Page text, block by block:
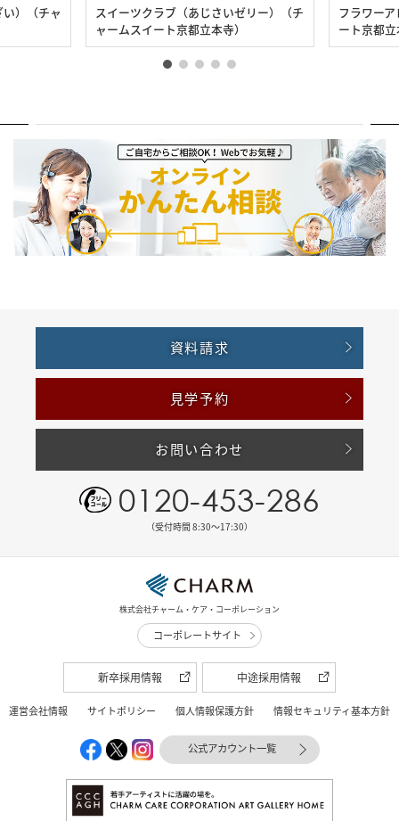
）（チャ
スイーツクラブ（あじさいゼリー）（チ
ャームスイート京都立本寺）
フラワー
ート京都
資料請求
見学予約
お問い合わせ
0120-453-286
（受付時間 8:30〜17:30）
株式会社チャーム・ケア・コーポレーション
コーポレートサイト
新卒採用情報 中途採用情報
運営会社情報 サイトポリシー 個人情報保護方針 情報セキュリティ基本方針
公式アカウント一覧